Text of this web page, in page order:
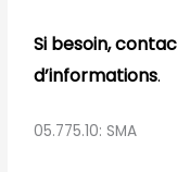
Si besoin,
d’informations.
05.775.10: SMA